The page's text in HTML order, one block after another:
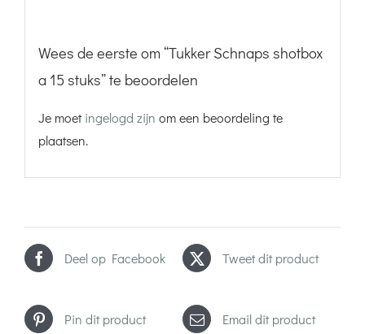
Wees de eerste om “Tukker Schnaps shotbox
a 15 stuks” te beoordelen
Je moetingelogd zijn om een beoordeling te
plaatsen.
Deel op Facebook Tweet dit product
Pin dit product Email dit product